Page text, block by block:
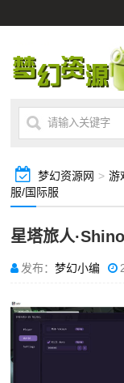
梦幻资源网 > 游
服/国际服
星塔旅人
发布：梦幻小编